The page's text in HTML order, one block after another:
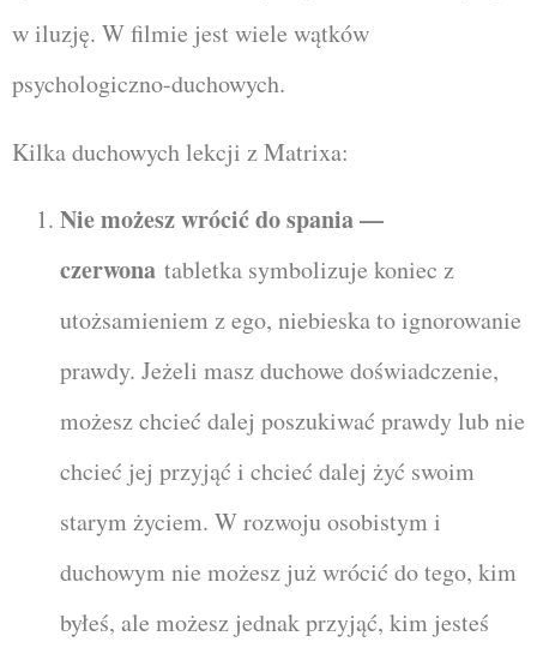
w iluzję. W filmie jest wiele wątków
psychologiczno-duchowych.
Kilka duchowych lekcji z Matrixa:
Nie możesz wrócić do spania —
czerwona tabletka symbolizuje koniec z
utożsamieniem z ego, niebieska to ignorowanie
prawdy. Jeżeli masz duchowe doświadczenie,
możesz chcieć dalej poszukiwać prawdy lub nie
chcieć jej przyjąć i chcieć dalej żyć swoim
starym życiem. W rozwoju osobistym i
duchowym nie możesz już wrócić do tego, kim
byłeś, ale możesz jednak przyjąć, kim jesteś